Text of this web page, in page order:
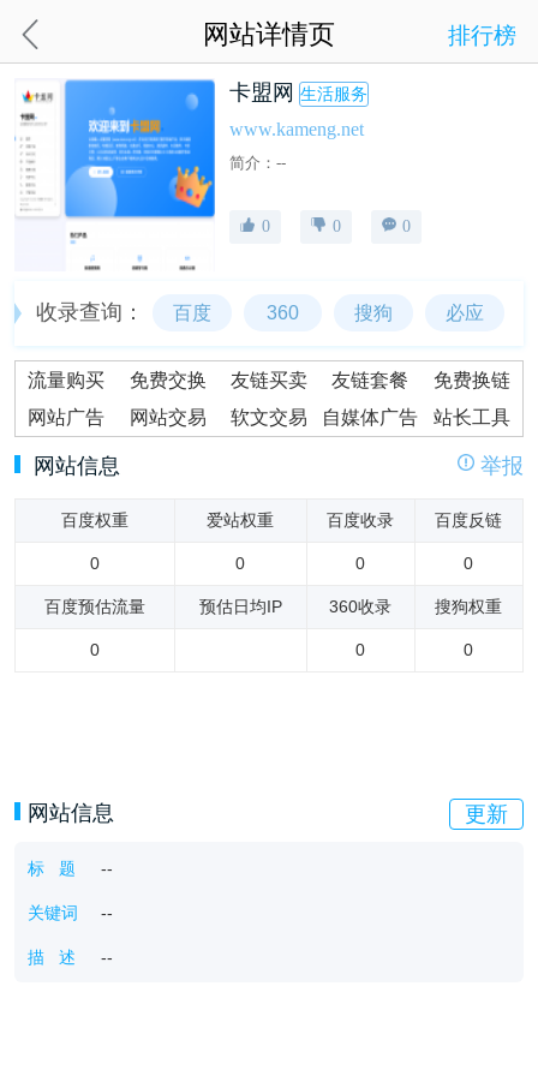
网站详情页 排行榜
卡盟网 生活服务
www.kameng.net
简介：--
0 0 0
收录查询： 百度 360 搜狗 必应
流量购买 免费交换 友链买卖 友链套餐
免费换链
网站广告
网站交易 软文交易 自媒体广告 站长工具
网站信息 举报
百度权重 爱站权重 百度收录 百度反链
0 0 0 0
百度预估流量 预估日均IP 360收录 搜狗权重
0 0 0
网站信息 更新
标 题 --
关键词 --
描 述 --